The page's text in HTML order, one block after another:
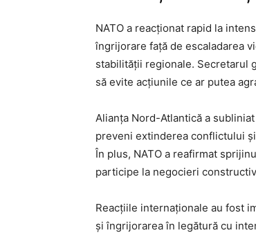
NATO a reacționat rapid la
îngrijorare față de escaladarea
stabilității regionale. Secretarul
să evite acțiunile ce ar putea
Alianța Nord-Atlantică a
preveni extinderea conflictului
În plus, NATO a reafirmat
participe la negocieri
Reacțiile internaționale au fost
și îngrijorarea în legătură cu